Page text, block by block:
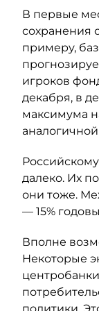
В первые
сохранения
примеру,
игроков
декабря, в
максимума
далеко. Их
они тоже.
— 15%
Вполне
Некоторые